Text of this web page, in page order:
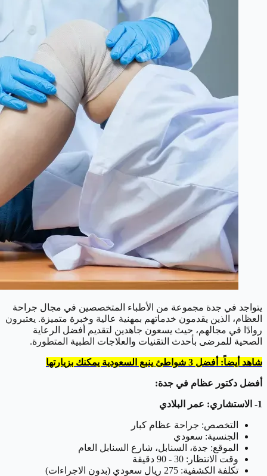
يتواجد في جدة مجموعة من الأطباء المتخصصين في مجال جراحة
العظام، الذين يقدمون خدماتهم بمهنية عالية وخبرة متميزة. يعتبرون
روادًا في مجالهم، حيث يسعون جاهدين لتقديم أفضل الرعاية
الصحية للمرضى بأحدث التقنيات والعلاجات الطبية المتطورة.
شاهد أيضاً: أفضل 3 شواطئ ينبع السعودية يمكنك بزيارتها
أفضل دكتور عظام في جدة:
1- الاستشاري: عمر البلادي
التخصص: جراحة عظام كبار
الجنسية: سعودي
الموقع: جدة، السنابل، شارع السنابل العام
وقت الانتظار: 30 - 90 دقيقة
تكلفة الكشفية: 275 ريال سعودي (بدون الاجراءات)